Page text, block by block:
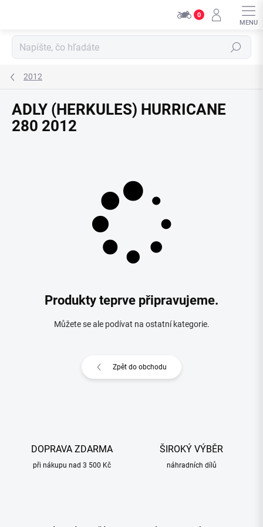
0
Hledat
2012
ADLY (HERKULES) HURRICANE
280 2012
Produkty teprve připravujeme.
Můžete se ale podívat na ostatní kategorie.
Zpět do obchodu
DOPRAVA ZDARMA
při nákupu nad 3 500 Kč
ŠIROKÝ VÝBĚR
náhradních dílů